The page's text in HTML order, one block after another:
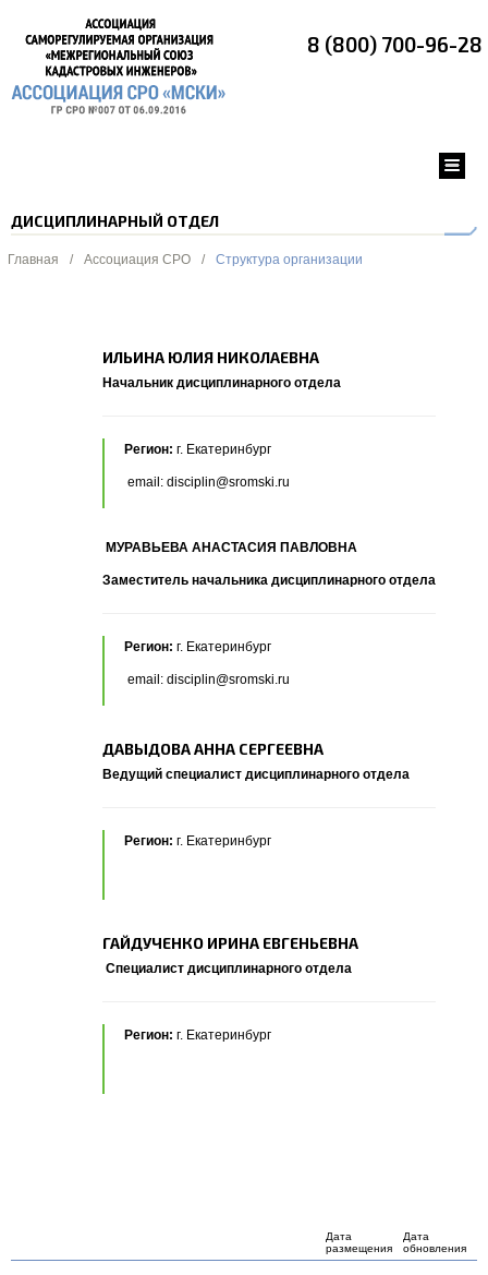
8 (800) 700-96-28
ДИСЦИПЛИНАРНЫЙ ОТДЕЛ
Главная / Ассоциация СРО / Структура организации
ИЛЬИНА ЮЛИЯ НИКОЛАЕВНА
Начальник дисциплинарного отдела
Регион: г. Екатеринбург
email: disciplin@sromski.ru
МУРАВЬЕВА АНАСТАСИЯ ПАВЛОВНА
Заместитель начальника дисциплинарного отдела
Регион: г. Екатеринбург
email: disciplin@sromski.ru
ДАВЫДОВА АННА СЕРГЕЕВНА
Ведущий специалист дисциплинарного отдела
Регион: г. Екатеринбург
ГАЙДУЧЕНКО ИРИНА ЕВГЕНЬЕВНА
Специалист дисциплинарного отдела
Регион: г. Екатеринбург
Дата
размещения
Дата
обновления